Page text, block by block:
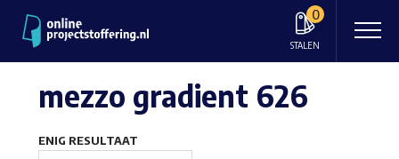
0
STALEN
mezzo gradient 626
ENIG RESULTAAT